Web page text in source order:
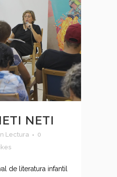
NETI
Lectura
0
de literatura infantil